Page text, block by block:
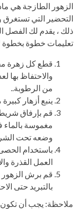
الزهور الطازجة هي
التحضير التي تستغرق
ذلك ، يقدم لك الفصل
تعليمات خطوة بخطوة
قطع كل زهرة
والاحتفاظ بها
من الرطوبة..
ينبع أزهار
قم بإرفاق
مغموسة
وضعه تحت
باستخدام
العمل القذرة
قم برش الزهور
بالتبريد حتى
ملاحظة: يجب أن